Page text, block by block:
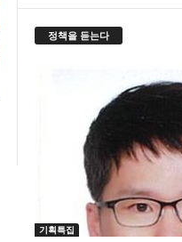
정책을 듣는다
기획특집